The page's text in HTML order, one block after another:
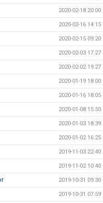
2020-02-18 20:00
2020-02-16 14:15
2020-02-15 09:20
2020-02-03 17:27
2020-02-02 19:27
2020-01-19 18:00
2020-01-16 18:05
2020-01-08 15:50
2020-01-03 18:39
2020-01-02 16:25
2019-11-03 22:40
2019-11-02 10:40
2019-10-31 09:30
2019-10-31 07:59